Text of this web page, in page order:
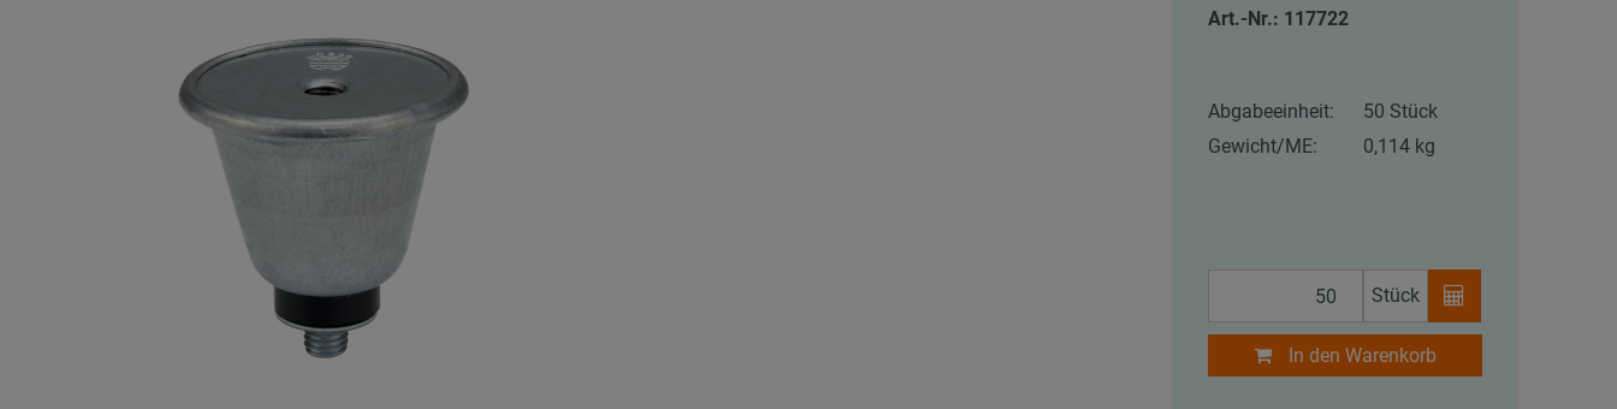
Art.-Nr.: 117722
Abgabeeinheit:
50 Stück
Gewicht/ME:
0,114 kg
Stück
In den Warenkorb